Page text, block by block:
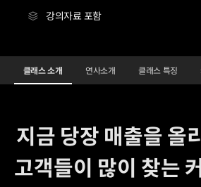
강의자료 포함
여성 헤어 트렌드 올인원 ClassDetails
Configuration Information Shortcuts
클래스 소개 연사소개 클래스 특징
지금 당장 매출을 올
고객들이 많이 찾는